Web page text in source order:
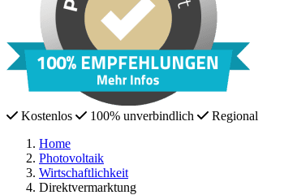
Kostenlos 100% unverbindlich
Regional
Home
Photovoltaik
Wirtschaftlichkeit
Direktvermarktung